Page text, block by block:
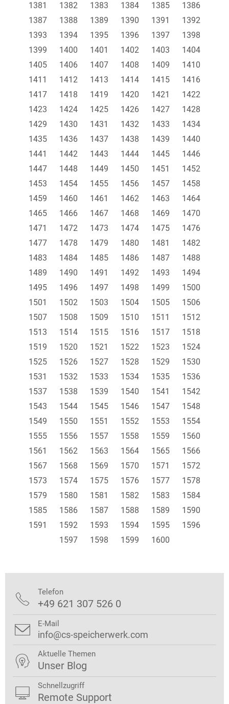
1381
1382 1383 1384 1385
1386
1387
1388 1389 1390 1391
1392
1393
1394 1395 1396 1397
1398
1399
1400 1401 1402 1403
1404
1405
1406 1407 1408 1409
1410
1411
1412 1413 1414 1415
1416
1417
1418 1419 1420 1421
1422
1423
1424 1425 1426 1427
1428
1429
1430 1431 1432 1433
1434
1435
1436 1437 1438 1439
1440
1441
1442 1443 1444 1445
1446
1447
1448 1449 1450 1451
1452
1453
1454 1455 1456 1457
1458
1459
1460 1461 1462 1463
1464
1465
1466 1467 1468 1469
1470
1471
1472 1473 1474 1475
1476
1477
1478 1479 1480 1481
1482
1483
1484 1485 1486 1487
1488
1489
1490 1491 1492 1493
1494
1495
1496 1497 1498 1499
1500
1501
1502 1503 1504 1505
1506
1507
1508 1509 1510 1511
1512
1513
1514 1515 1516 1517
1518
1519
1520 1521 1522 1523
1524
1525
1526 1527 1528 1529
1530
1531
1532 1533 1534 1535
1536
1537
1538 1539 1540 1541
1542
1543
1544 1545 1546 1547
1548
1549
1550 1551 1552 1553
1554
1555
1556 1557 1558 1559
1560
1561
1562 1563 1564 1565
1566
1567
1568 1569 1570 1571
1572
1573
1574 1575 1576 1577
1578
1579
1580 1581 1582 1583
1584
1585
1586 1587 1588 1589
1590
1591
1592 1593 1594 1595
1596
1597
1598 1599 1600
 Telefon
+49 621 307 526 0
 E-Mail
info@cs-speicherwerk.com
 Aktuelle Themen
Unser Blog
 Schnellzugriff
Remote Support